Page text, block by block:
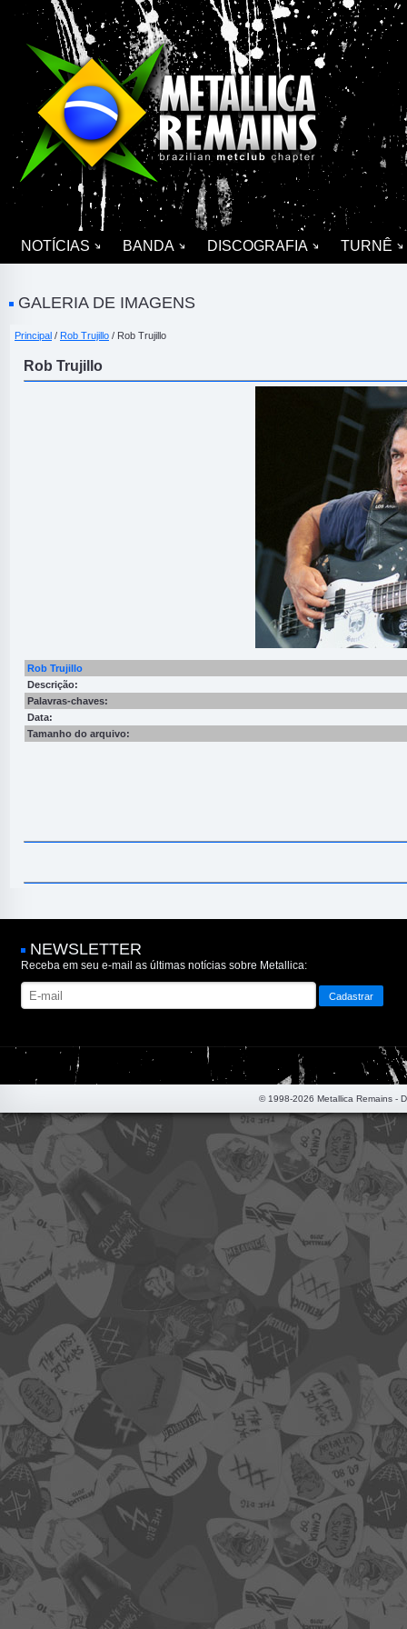
NOTÍCIAS BANDA DISCOGRAFIA TURNÊ
GALERIA DE IMAGENS
Principal / Rob Trujillo / Rob Trujillo
Rob Trujillo
Rob Trujillo
Descrição:
Palavras-chaves:
Data:
Tamanho do arquivo:
NEWSLETTER
Receba em seu e-mail as últimas notícias sobre Metallica:
© 1998-2026 Metallica Remains -